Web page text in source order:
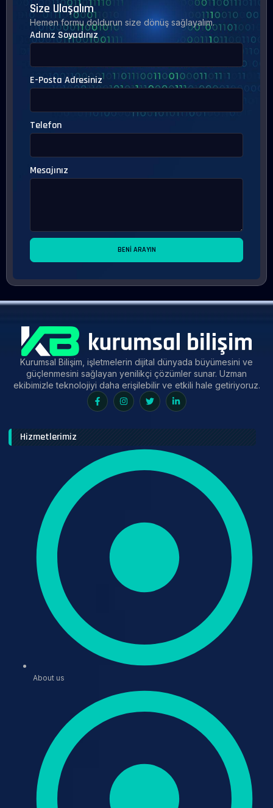
Size Ulaşalım
Hemen formu doldurun size dönüş sağlayalım.
Adınız Soyadınız
E-Posta Adresiniz
Telefon
Mesajınız
BENI ARAYIN
Kurumsal Bilişim, işletmelerin dijital dünyada büyümesini ve
güçlenmesini sağlayan yenilikçi çözümler sunar. Uzman
ekibimizle teknolojiyi daha erişilebilir ve etkili hale getiriyoruz.
Hizmetlerimiz
About us